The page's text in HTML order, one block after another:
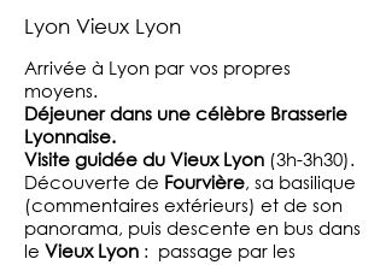
Lyon Vieux Lyon
Arrivée à Lyon par vos propres
moyens.
Déjeuner dans une célèbre Brasserie
Lyonnaise.
Visite guidée du Vieux Lyon (3h-3h30).
Découverte de Fourvière, sa basilique
(commentaires extérieurs) et de son
panorama, puis descente en bus dans
le Vieux Lyon : passage par les